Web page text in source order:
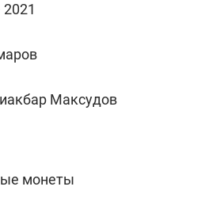
Максудов
монеты